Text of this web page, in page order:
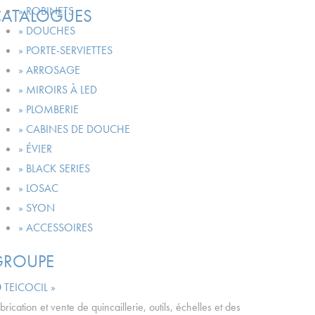
» ROBINETS
» DOUCHES
» PORTE-SERVIETTES
» ARROSAGE
» MIROIRS À LED
» PLOMBERIE
» CABINES DE DOUCHE
» ÉVIER
» BLACK SERIES
» LOSAC
» SYON
» ACCESSOIRES
TEICOCIL »
et vente de quincaillerie, outils, échelles et des